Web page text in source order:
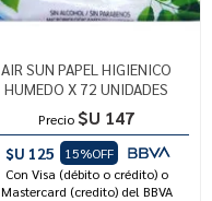
AIR SUN PAPEL HIGIENICO
HUMEDO X 72 UNIDADES
Precio $U 147
$U 125
15%OFF
Con Visa (débito o crédito) o
Mastercard (credito) del BBVA